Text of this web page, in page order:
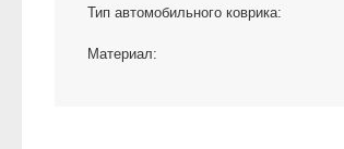
Тип автомобильного коврика:
Материал: